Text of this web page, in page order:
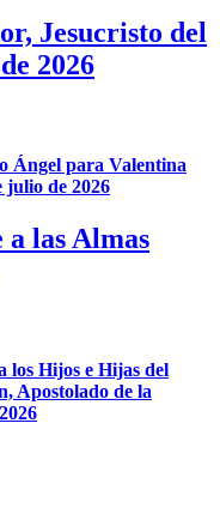
Jesucristo del
2026
Ángel para Valentina
julio de 2026
las Almas
los Hijos e Hijas del
Apostolado de la